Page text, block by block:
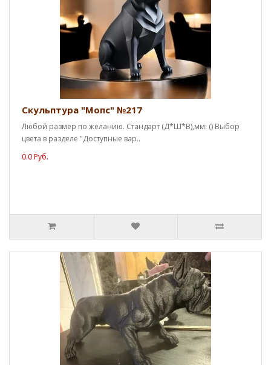
Скульптура "Мопс" №217
Любой размер по желанию. Стандарт (Д*Ш*В),мм: () Выбор
цвета в разделе "Доступные вар..
0.0 Руб.